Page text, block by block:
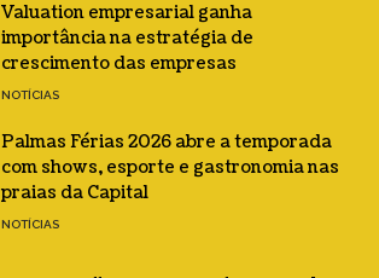
Valuation empresarial ganha
importância na estratégia de
crescimento das empresas
NOTÍCIAS
Palmas Férias 2026 abre a temporada
com shows, esporte e gastronomia nas
praias da Capital
NOTÍCIAS